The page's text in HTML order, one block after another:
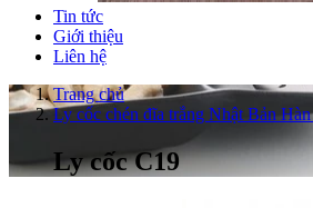
Tin tức
Giới thiệu
Liên hệ
Trang chủ
Ly cốc chén đĩa trắng Nhật Bản
Ly cốc C19